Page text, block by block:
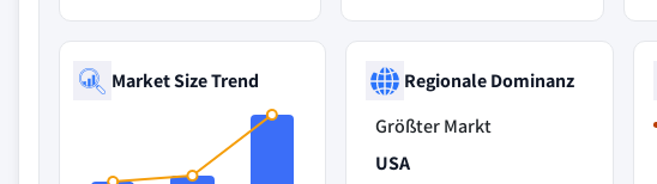
Market Size Trend
Regionale Dominanz
Größter Markt
USA